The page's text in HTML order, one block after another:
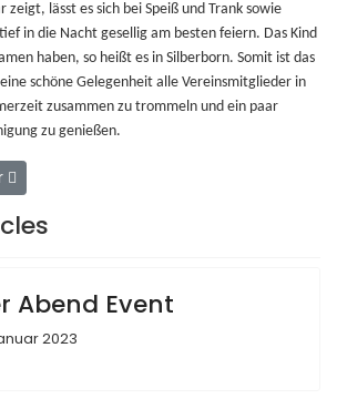
zeigt, lässt es sich bei Speiß und Trank sowie
in die Nacht gesellig am besten feiern. Das Kind
haben, so heißt es in Silberborn. Somit ist das
schöne Gelegenheit alle Vereinsmitglieder in
zusammen zu trommeln und ein paar
zu genießen.
Kinderkarneval Event
Beitrag: Grühkohlwanderung Event
Abend Event
2023